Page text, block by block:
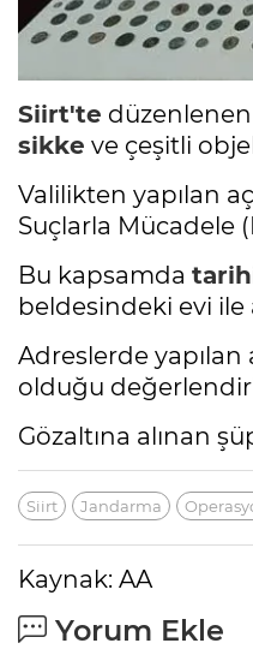
Siirt'te
sikke ve çeşitli
Valilikten yapılan
Suçlarla Mücadele
Bu kapsamda
beldesindeki evi ile
Adreslerde yapılan
olduğu
Gözaltına alınan
Siirt Jandarma
Kaynak: AA
Yorum Ekle